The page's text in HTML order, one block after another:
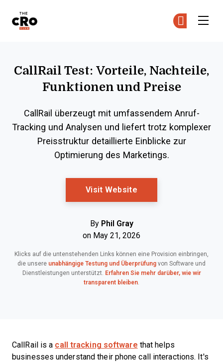
CallRail Test: Vorteile, Nachteile,
Funktionen und Preise
CallRail überzeugt mit umfassendem Anruf-
Tracking und Analysen und liefert trotz komplexer
Preisstruktur detaillierte Einblicke zur
Optimierung des Marketings.
Visit Website
By Phil Gray
on May 21, 2026
Klicks auf die untenstehenden Links können eine Provision einbringen,
die unsere unabhängige Testung und Überprüfung von Software und
Dienstleistungen unterstützt. Erfahren Sie mehr darüber, wie wir
transparent bleiben.
CallRail is a call tracking software that helps
businesses understand their phone call interactions. It's